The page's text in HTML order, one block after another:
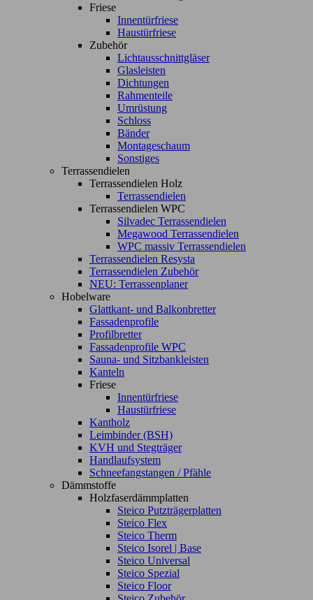
Friese
Innentürfriese
Haustürfriese
Zubehör
Lichtausschnittgläser
Glasleisten
Dichtungen
Rahmenteile
Umrüstung
Schloss
Bänder
Montageschaum
Sonstiges
Terrassendielen
Terrassendielen Holz
Terrassendielen
Terrassendielen WPC
Silvadec Terrassendielen
Megawood Terrassendielen
WPC massiv Terrassendielen
Terrassendielen Resysta
Terrassendielen Zubehör
NEU: Terrassenplaner
Hobelware
Glattkant- und Balkonbretter
Fassadenprofile
Profilbretter
Fassadenprofile WPC
Sauna- und Sitzbankleisten
Kanteln
Friese
Innentürfriese
Haustürfriese
Kantholz
Leimbinder (BSH)
KVH und Stegträger
Handlaufsystem
Schneefangstangen / Pfähle
Dämmstoffe
Holzfaserdämmplatten
Steico Putzträgerplatten
Steico Flex
Steico Therm
Steico Isorel | Base
Steico Universal
Steico Spezial
Steico Floor